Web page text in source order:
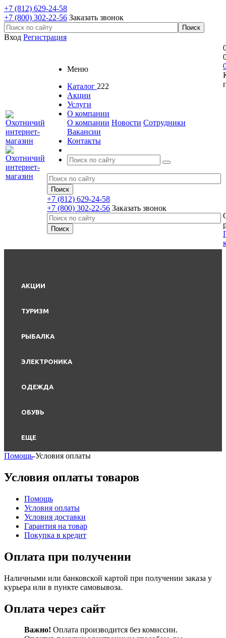
+7 (812) 629-24-58
+7 (800) 302-22-56 Заказать звонок
Вход Регистрация
Меню
Каталог 222
Акции
Услуги
О компании
О компании Новости Сотрудники
Вакансии
Контакты
+7 (812) 629-24-58
+7 (800) 302-22-56 Заказать звонок
АКЦИИ
ТУРИЗМ
РЫБАЛКА
ЭЛЕКТРОНИКА
ОДЕЖДА
ОБУВЬ
ЕЩЕ
Помощь-Условия оплаты
Условия оплаты товаров
Помощь
Условия оплаты
Условия доставки
Гарантия на товар
Покупка в кредит
Оплата при получении
Наличными или банковской картой при получении заказа у
курьера или в пункте самовывоза.
Оплата через сайт
Важно! Оплата производится без комиссии.